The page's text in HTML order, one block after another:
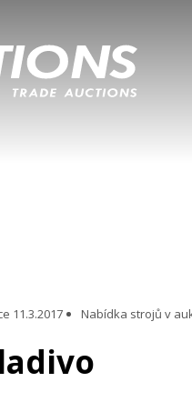
11.3.2017 Nabídka strojů v